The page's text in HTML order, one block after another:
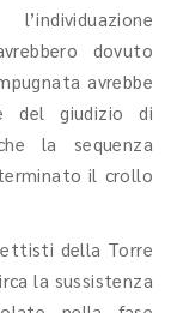
dovuto
avrebbe
del giudizio di
la sequenza
il crollo
della Torre
la sussistenza